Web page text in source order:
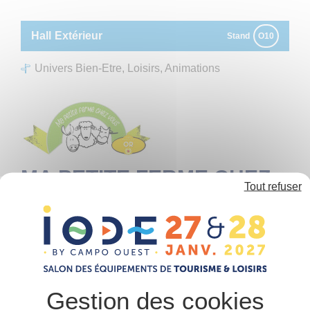
Hall Extérieur Stand O10
Univers Bien-Etre, Loisirs, Animations
MA PETITE FERME CHEZ
Autres
Aménagement extérieur
Espaces verts, matériel d’entretien
familiale, spécialisée dans l’éco pâturage, la mise en
Nous plaçons le bien-être animal et la préservation
Tout refuser